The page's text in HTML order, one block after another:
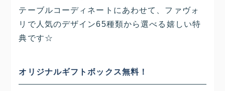
テーブルコーディネートにあわせて、ファヴォ
リで人気のデザイン65種類から選べる嬉しい特
典です☆
オリジナルギフトボックス無料！